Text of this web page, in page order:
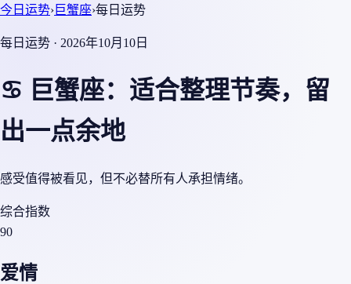
今日运势›巨蟹座›每日运势
每日运势 · 2026年10月10日
♋ 巨蟹座：适合整理节奏，留
出一点余地
感受值得被看见，但不必替所有人承担情绪。
综合指数
90
爱情